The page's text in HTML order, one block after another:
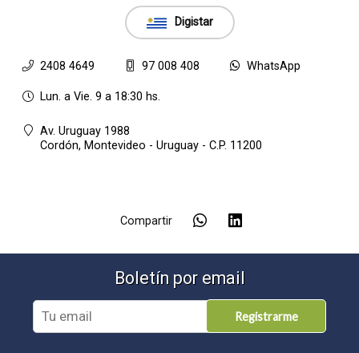
Digistar
2408 4649 97 008 408 WhatsApp
Lun. a Vie. 9 a 18:30 hs.
Av. Uruguay 1988
Cordón, Montevideo - Uruguay - C.P. 11200
Compartir
Boletín por email
Registrarme